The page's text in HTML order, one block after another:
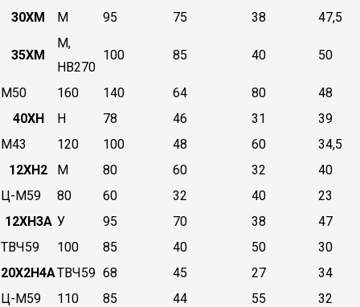
30ХМ
М 95 75 38 47,5
35ХМ
М,
НВ270
100 85 40 50
М50 160 140 64 80
48
40ХН
Н 78 46 31
39
М43
120 100 48 60
34,5
12ХН2
М 80 60 32
40
Ц-М59
80 60 32 40
23
12ХН3А У 95 70 38
47
ТВЧ59
100 85 40 50
30
20Х2Н4АТВЧ59 68 45 27
34
Ц-М59
110 85 44 55
32